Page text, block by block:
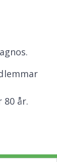
år.